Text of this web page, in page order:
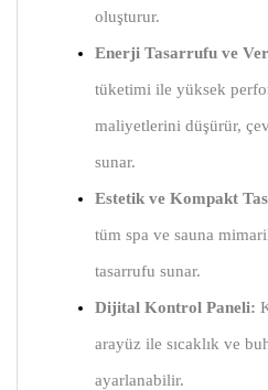
oluşturur.
Enerji Tasarrufu ve
tüketimi ile yüksek
maliyetlerini düşürür,
sunar.
Estetik ve Kompakt
tüm spa ve sauna
tasarrufu sunar.
Dijital Kontrol Paneli:
arayüz ile sıcaklık ve
ayarlanabilir.